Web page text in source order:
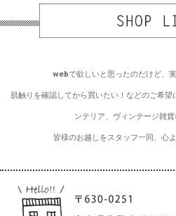
webで欲しいと思ったのだけど、
肌触りを確認してから買いたい！などのご希
ンテリア、ヴィンテージ雑
皆様のお越しをスタッフ一同、心